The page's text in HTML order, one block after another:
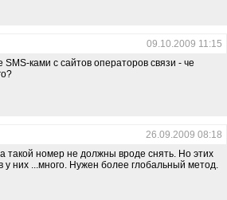
09.10.2009 11:15
SMS-ками с сайтов операторов связи - че
26.09.2009 08:18
такой номер не должны вроде снять. Но этих
у них ...много. Нужен более глобальный метод.